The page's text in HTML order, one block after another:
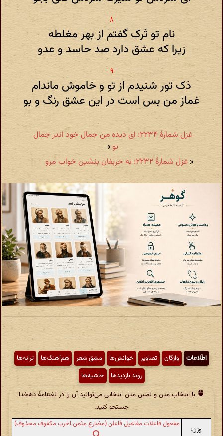
نام تو تَرک گفتم از بهر مغلطه
زیرا که عشق دارد صد حاسد و عدو
دَک تور شنیدم از تو و خاموش ماندام
غماز من بس است در این عشق رنگ و بو
غزل شمارهٔ ۲۲۳۴: ای دیده من جمال خود اندر جمال
تو»
« غزل شمارهٔ ۲۲۳۲: به حریفان بنشین خواب مرو
اطّلاعات واژگان تصاویر خوانش‌ها مشق شعر هم‌آهنگ‌ها
ترانه‌ها
روند بازدیدها
حاشیه‌ها
با انتخاب متن و لمس متن انتخابی می‌توانید آن را در لغتنامهٔ دهخدا
جستجو کنید.
وزن:
مفعول فاعلات مفاعیل فاعلن (مضارع مثمن اخرب مکفوف محذوف)